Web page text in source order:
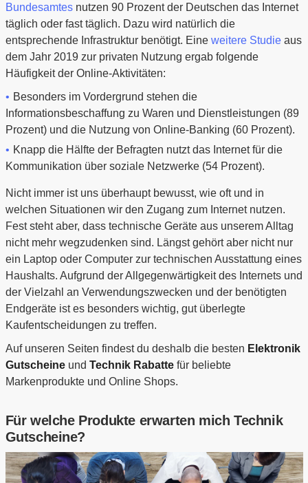
Bundesamtesnutzen 90 Prozent der Deutschen das Internet
täglich oder fast täglich. Dazu wird natürlich die
entsprechende Infrastruktur benötigt. Eine weitere Studie aus
dem Jahr 2019 zur privaten Nutzung ergab folgende
Häufigkeit der Online-Aktivitäten:
Besonders im Vordergrund stehen die
Informationsbeschaffung zu Waren und Dienstleistungen (89
Prozent) und die Nutzung von Online-Banking (60 Prozent).
Knapp die Hälfte der Befragten nutzt das Internet für die
Kommunikation über soziale Netzwerke (54 Prozent).
Nicht immer ist uns überhaupt bewusst, wie oft und in
welchen Situationen wir den Zugang zum Internet nutzen.
Fest steht aber, dass technische Geräte aus unserem Alltag
nicht mehr wegzudenken sind. Längst gehört aber nicht nur
ein Laptop oder Computer zur technischen Ausstattung eines
Haushalts. Aufgrund der Allgegenwärtigkeit des Internets und
der Vielzahl an Verwendungszwecken und der benötigten
Endgeräte ist es besonders wichtig, gut überlegte
Kaufentscheidungen zu treffen.
Auf unseren Seiten findest du deshalb die besten Elektronik
Gutscheineund Technik Rabattefür beliebte
Markenprodukte und Online Shops.
Für welche Produkte erwarten mich Technik
Gutscheine?